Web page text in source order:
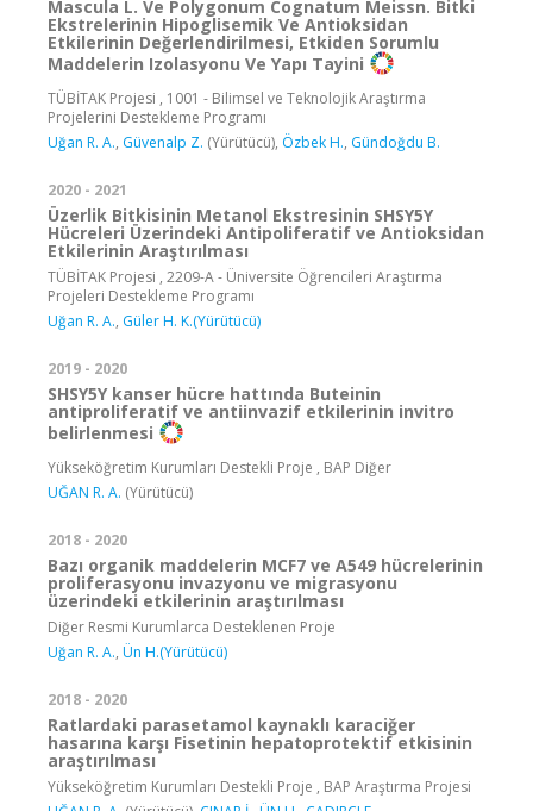
Mascula L. Ve Polygonum Cognatum Meissn. Bitki
Ekstrelerinin Hipoglisemik Ve Antioksidan
Etkilerinin Değerlendirilmesi, Etkiden Sorumlu
Maddelerin Izolasyonu Ve Yapı Tayini
TÜBİTAK Projesi , 1001 - Bilimsel ve Teknolojik Araştırma
Projelerini Destekleme Programı
Uğan R. A., Güvenalp Z. (Yürütücü), Özbek H., Gündoğdu B.
2020 - 2021
Üzerlik Bitkisinin Metanol Ekstresinin SHSY5Y
Hücreleri Üzerindeki Antipoliferatif ve Antioksidan
Etkilerinin Araştırılması
TÜBİTAK Projesi , 2209-A - Üniversite Öğrencileri Araştırma
Projeleri Destekleme Programı
Uğan R. A., Güler H. K.(Yürütücü)
2019 - 2020
SHSY5Y kanser hücre hattında Buteinin
antiproliferatif ve antiinvazif etkilerinin invitro
belirlenmesi
Yükseköğretim Kurumları Destekli Proje , BAP Diğer
UĞAN R. A. (Yürütücü)
2018 - 2020
Bazı organik maddelerin MCF7 ve A549 hücrelerinin
proliferasyonu invazyonu ve migrasyonu
üzerindeki etkilerinin araştırılması
Diğer Resmi Kurumlarca Desteklenen Proje
Uğan R. A., Ün H.(Yürütücü)
2018 - 2020
Ratlardaki parasetamol kaynaklı karaciğer
hasarına karşı Fisetinin hepatoprotektif etkisinin
araştırılması
Yükseköğretim Kurumları Destekli Proje , BAP Araştırma Projesi